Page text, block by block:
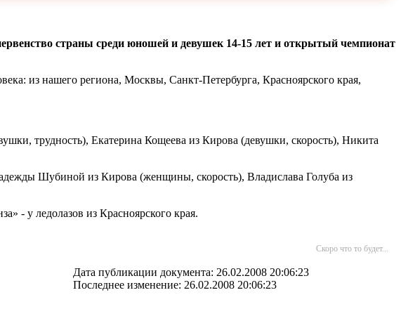
страны среди юношей и девушек 14-15 лет и открытый чемпионат
из нашего региона, Москвы, Санкт-Петербурга, Красноярского края,
трудность), Екатерина Кощеева из Кирова (девушки, скорость), Никита
Шубиной из Кирова (женщины, скорость), Владислава Голуба из
- у ледолазов из Красноярского края.
Скоро что то будет...
Дата публикации документа: 26.02.2008 20:06:23
Последнее изменение: 26.02.2008 20:06:23